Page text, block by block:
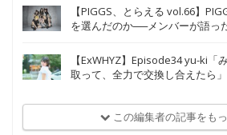
【PIGGS、とらえる vol.66】
を選んだのか──メンバーが語っ
【ExWHYZ】Episode34 yu-ki「
取って、全力で交換し合えたら」
この編集者の記事をも